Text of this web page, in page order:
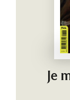
Je